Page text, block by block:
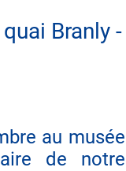
Branly -
au musée
de notre